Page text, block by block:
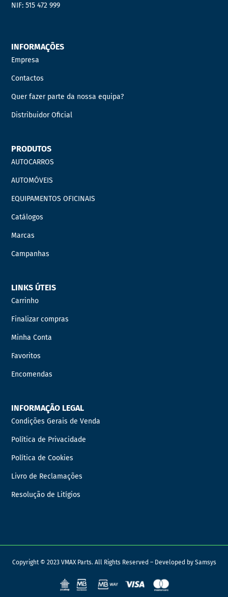
NIF: 515 472 999
INFORMAÇÕES
Empresa
Contactos
Quer fazer parte da nossa equipa?
Distribuidor Oficial
PRODUTOS
AUTOCARROS
AUTOMÓVEIS
EQUIPAMENTOS OFICINAIS
Catálogos
Marcas
Campanhas
LINKS ÚTEIS
Carrinho
Finalizar compras
Minha Conta
Favoritos
Encomendas
INFORMAÇÃO LEGAL
Condições Gerais de Venda
Política de Privacidade
Política de Cookies
Livro de Reclamações
Resolução de Litígios
Copyright © 2023 VMAX Parts. All Rights Reserved – Developed by Samsys